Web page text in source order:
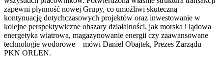
zapewni płynność nowej Grupy, co umożliwi skuteczną
kontynuację dotychczasowych projektów oraz inwestowanie w
kolejne perspektywiczne obszary działalności, jak morska i lądowa
energetyka wiatrowa, magazynowanie energii czy zaawansowane
technologie wodorowe – mówi Daniel Obajtek, Prezes Zarządu
PKN ORLEN.